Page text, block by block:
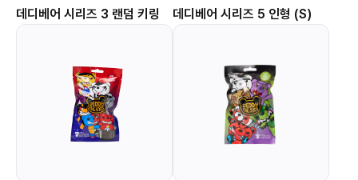
데디베어 시리즈 3 랜덤 키링 데디베어 시리즈 5 인형 (S)